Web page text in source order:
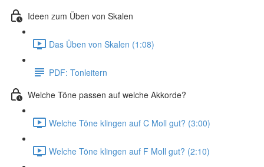
Ideen zum Üben von Skalen
Das Üben von Skalen (1:08)
PDF: Tonleitern
Welche Töne passen auf welche Akkorde?
Welche Töne klingen auf C Moll gut? (3:00)
Welche Töne klingen auf F Moll gut? (2:10)